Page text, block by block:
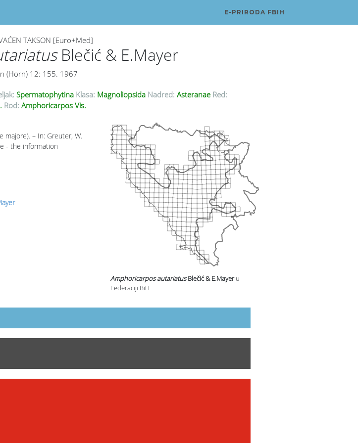
E-PRIRODA FBIH
TAKSON [Euro+Med]
Blečić & E.Mayer
(Horn) 12: 155. 1967
Spermatophytina Klasa: Magnoliopsida Nadred: Asteranae Red:
Rod: Amphoricarpos Vis.
majore). – In: Greuter, W.
- the information
Amphoricarpos autariatusBlečić & E.Mayer u
Federaciji BiH